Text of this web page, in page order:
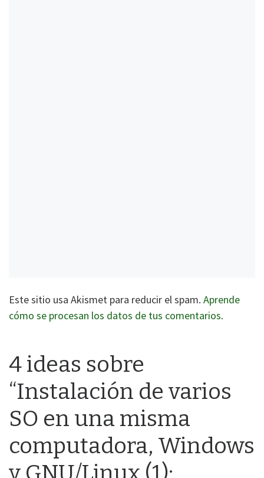
Este sitio usa Akismet para reducir el spam. Aprende
cómo se procesan los datos de tus comentarios.
4 ideas sobre
“Instalación de varios
SO en una misma
computadora, Windows